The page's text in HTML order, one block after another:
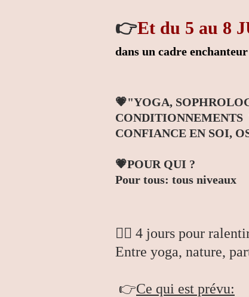
👉Et du 5 au 8
dans un cadre
💗"YOGA,
CONDITIONNEMENTS
CONFIANCE EN SOI,
💗POUR QUI ?
Pour tous: tous niveaux
🧘‍♀️ 4 jours pour
Entre yoga, nature,
👉Ce qui est prévu: